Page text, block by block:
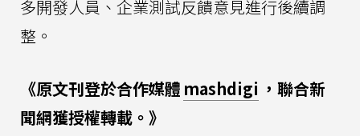
多開發人員、企業測試反饋意見進行後續調
整。
《原文刊登於合作媒體 mashdigi ，聯合新
聞網獲授權轉載。》